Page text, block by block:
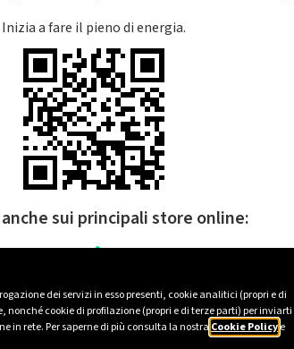
dei servizi in esso presenti, cookie analitici (propri e di
cookie di profilazione (propri e di terze parti) per inviarti
in rete. Per saperne di più consulta la nostra Cookie Policye
Inizia a fare il pieno di energia.
sui principali store online: